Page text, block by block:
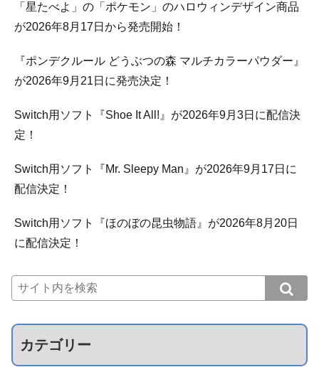
「星たべよ」の「ポケモン」のハロウィンデザイン商品
が2026年8月17日から発売開始！
『ポンデクルール どうぶつの森 マルチカラーパウダー』
が2026年9月21日に発売決定！
Switch用ソフト『Shoe It All!』が2026年9月3日に配信決
定！
Switch用ソフト『Mr. Sleepy Man』が2026年9月17日に
配信決定！
Switch用ソフト『ほのぼの昆虫物語』が2026年8月20日
に配信決定！
カテゴリー